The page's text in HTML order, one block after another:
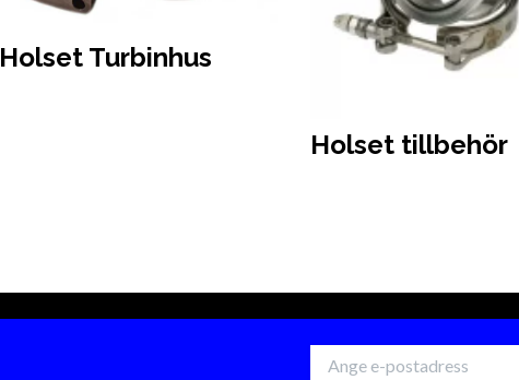
Holset Turbinhus
Holset tillbehör